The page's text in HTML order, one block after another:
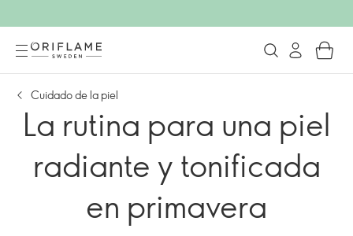
Cuidado de la piel
La rutina para una piel
radiante y tonificada
en primavera